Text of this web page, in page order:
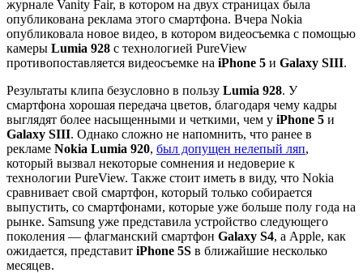
журнале Vanity Fair, в котором на двух страницах была
опубликована реклама этого смартфона. Вчера Nokia
опубликовала новое видео, в котором видеосъемка с помощью
камеры Lumia 928 с технологией PureView
противопоставляется видеосъемке на iPhone 5 и Galaxy SIII.
Результаты клипа безусловно в пользу Lumia 928. У
смартфона хорошая передача цветов, благодаря чему кадры
выглядят более насыщенными и четкими, чем у iPhone 5 и
Galaxy SIII. Однако сложно не напомнить, что ранее в
рекламе Nokia Lumia 920, был допущен нелепый ляп,
который вызвал некоторые сомнения и недоверие к
технологии PureView. Также стоит иметь в виду, что Nokia
сравнивает свой смартфон, который только собирается
выпустить, со смартфонами, которые уже больше полу года на
рынке. Samsung уже представила устройство следующего
поколения — флагманский смартфон Galaxy S4, а Apple, как
ожидается, представит iPhone 5S в ближайшие несколько
месяцев.